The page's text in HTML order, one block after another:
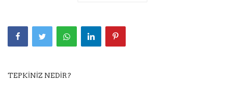
TEPKINIZ NEDIR?